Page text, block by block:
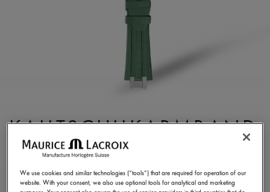
KAUTSCHUKARMBAND
GRÜN
ML822-005025
We use cookies and similar technologies (“tools”) that are required for operation of our
website. With your consent, we also use optional tools for analytical and marketing